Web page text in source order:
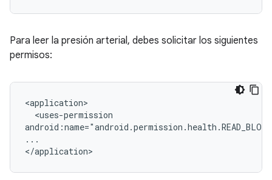
Para leer la presión arterial, debes solicitar los siguientes
permisos:
<uses-permission
...